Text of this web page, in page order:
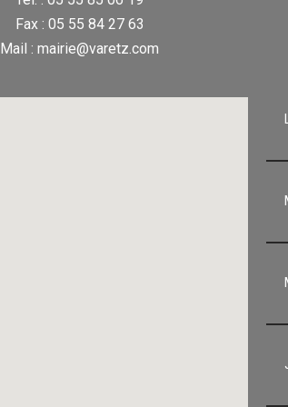
Fax : 05 55 84 27 63
Mail : mairie@varetz.com